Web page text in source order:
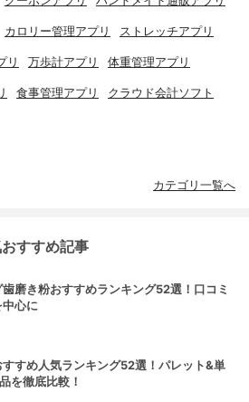
カロリー管理アプリ ストレッチアプリ
リ 万歩計アプリ 体重管理アプリ
食事管理アプリ クラウド会計ソフト
カテゴリ一覧へ
すすめ記事
磨き粉おすすめランキング52選！口コミ
心に
すめ人気ランキング52選！パレット&単
を徹底比較！